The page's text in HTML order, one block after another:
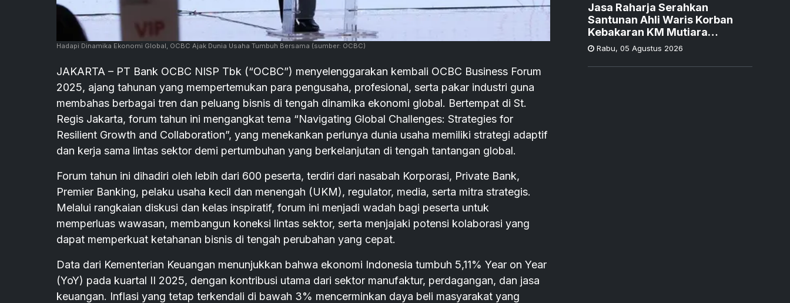
Hadapi Dinamika Ekonomi Global, OCBC Ajak Dunia Usaha Tumbuh Bersama (sumber: OCBC)
JAKARTA – PT Bank OCBC NISP Tbk (“OCBC”) menyelenggarakan kembali OCBC Business Forum
2025, ajang tahunan yang mempertemukan para pengusaha, profesional, serta pakar industri guna
membahas berbagai tren dan peluang bisnis di tengah dinamika ekonomi global. Bertempat di St.
Regis Jakarta, forum tahun ini mengangkat tema “Navigating Global Challenges: Strategies for
Resilient Growth and Collaboration”, yang menekankan perlunya dunia usaha memiliki strategi adaptif
dan kerja sama lintas sektor demi pertumbuhan yang berkelanjutan di tengah tantangan global.
Forum tahun ini dihadiri oleh lebih dari 600 peserta, terdiri dari nasabah Korporasi, Private Bank,
Premier Banking, pelaku usaha kecil dan menengah (UKM), regulator, media, serta mitra strategis.
Melalui rangkaian diskusi dan kelas inspiratif, forum ini menjadi wadah bagi peserta untuk
memperluas wawasan, membangun koneksi lintas sektor, serta menjajaki potensi kolaborasi yang
dapat memperkuat ketahanan bisnis di tengah perubahan yang cepat.
Data dari Kementerian Keuangan menunjukkan bahwa ekonomi Indonesia tumbuh 5,11% Year on Year
(YoY) pada kuartal II 2025, dengan kontribusi utama dari sektor manufaktur, perdagangan, dan jasa
keuangan. Inflasi yang tetap terkendali di bawah 3% mencerminkan daya beli masyarakat yang
Jasa Raharja Serahkan
Santunan Ahli Waris Korban
Kebakaran KM Mutiara
Sentosa II
Rabu, 05 Agustus 2026